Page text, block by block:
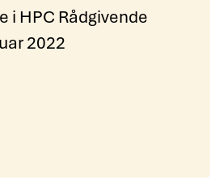
i HPC Rådgivende
2022